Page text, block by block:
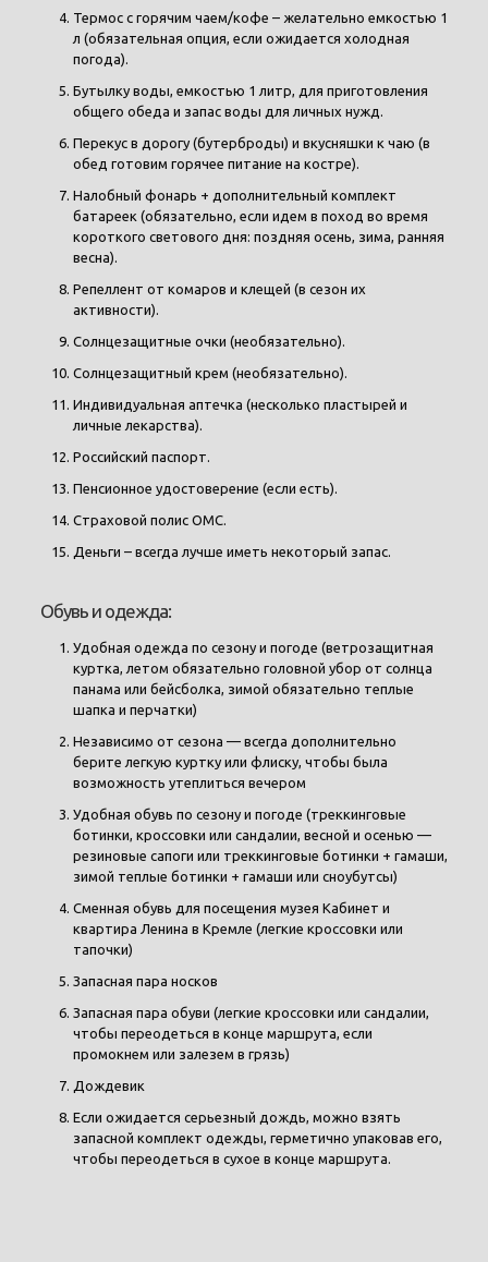
Термос с горячим чаем/кофе – желательно емкостью 1
л (обязательная опция, если ожидается холодная
погода).
Бутылку воды, емкостью 1 литр, для приготовления
общего обеда и запас воды для личных нужд.
Перекус в дорогу (бутерброды) и вкусняшки к чаю (в
обед готовим горячее питание на костре).
Налобный фонарь + дополнительный комплект
батареек (обязательно, если идем в поход во время
короткого светового дня: поздняя осень, зима, ранняя
весна).
Репеллент от комаров и клещей (в сезон их
активности).
Солнцезащитные очки (необязательно).
Солнцезащитный крем (необязательно).
Индивидуальная аптечка (несколько пластырей и
личные лекарства).
Российский паспорт.
Пенсионное удостоверение (если есть).
Страховой полис ОМС.
Деньги – всегда лучше иметь некоторый запас.
Обувь и одежда:
Удобная одежда по сезону и погоде (ветрозащитная
куртка, летом обязательно головной убор от солнца
панама или бейсболка, зимой обязательно теплые
шапка и перчатки)
Независимо от сезона — всегда дополнительно
берите легкую куртку или флиску, чтобы была
возможность утеплиться вечером
Удобная обувь по сезону и погоде (треккинговые
ботинки, кроссовки или сандалии, весной и осенью —
резиновые сапоги или треккинговые ботинки + гамаши,
зимой теплые ботинки + гамаши или сноубутсы)
Сменная обувь для посещения музея Кабинет и
квартира Ленина в Кремле (легкие кроссовки или
тапочки)
Запасная пара носков
Запасная пара обуви (легкие кроссовки или сандалии,
чтобы переодеться в конце маршрута, если
промокнем или залезем в грязь)
Дождевик
Если ожидается серьезный дождь, можно взять
запасной комплект одежды, герметично упаковав его,
чтобы переодеться в сухое в конце маршрута.